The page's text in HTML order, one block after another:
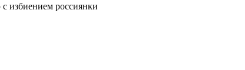
избиением россиянки